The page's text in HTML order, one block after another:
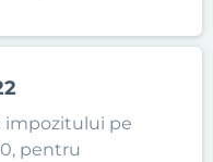
impozitului pe
pentru